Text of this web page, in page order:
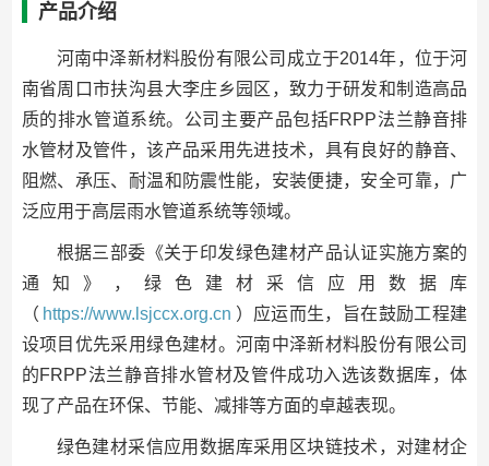
产品介绍
河南中泽新材料股份有限公司成立于2014年，位于河
南省周口市扶沟县大李庄乡园区，致力于研发和制造高品
质的排水管道系统。公司主要产品包括FRPP法兰静音排
水管材及管件，该产品采用先进技术，具有良好的静音、
阻燃、承压、耐温和防震性能，安装便捷，安全可靠，广
泛应用于高层雨水管道系统等领域。
根据三部委《关于印发绿色建材产品认证实施方案的
通知》，绿色建材采信应用数据库
（ https://www.lsjccx.org.cn ）应运而生，旨在鼓励工程建
设项目优先采用绿色建材。河南中泽新材料股份有限公司
的FRPP法兰静音排水管材及管件成功入选该数据库，体
现了产品在环保、节能、减排等方面的卓越表现。
绿色建材采信应用数据库采用区块链技术，对建材企